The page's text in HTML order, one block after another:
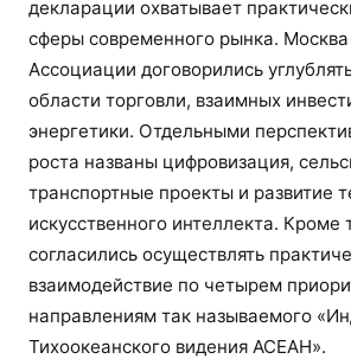
декларации охватывает
сферы современного рынка.
Ассоциации договорились
области торговли, взаимных
энергетики. Отдельными
роста названы цифровизация,
транспортные проекты и развитие
искусственного интеллекта. Кроме
согласились осуществлять
взаимодействие по четырем
направлениям так называемого
Тихоокеанского видения АСЕАН».